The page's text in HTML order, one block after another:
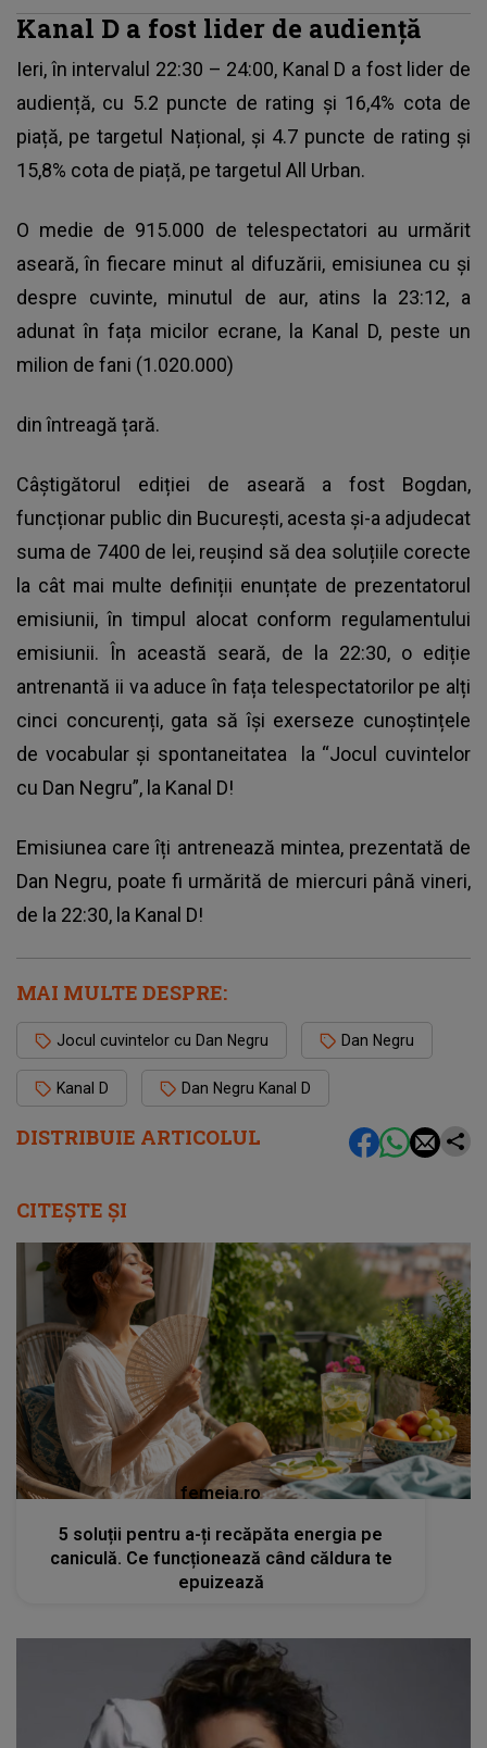
DISTRIBUIE ARTICOLUL
Kanal D a fost lider de audiență
Ieri, în intervalul 22:30 – 24:00, Kanal D a fost lider de
audiență, cu 5.2 puncte de rating și 16,4% cota de
piață, pe targetul Național, și 4.7 puncte de rating și
15,8% cota de piață, pe targetul All Urban.
O medie de 915.000 de telespectatori au urmărit
aseară, în fiecare minut al difuzării, emisiunea cu și
despre cuvinte, minutul de aur, atins la 23:12, a
adunat în fața micilor ecrane, la Kanal D, peste un
milion de fani (1.020.000)
din întreagă țară.
Câștigătorul ediției de aseară a fost Bogdan,
funcționar public din București, acesta și-a adjudecat
suma de 7400 de lei, reușind să dea soluțiile corecte
la cât mai multe definiții enunțate de prezentatorul
emisiunii, în timpul alocat conform regulamentului
emisiunii. În această seară, de la 22:30, o ediție
antrenantă ii va aduce în fața telespectatorilor pe alți
cinci concurenți, gata să își exerseze cunoștințele
de vocabular și spontaneitatea la “Jocul cuvintelor
cu Dan Negru”, la Kanal D!
Emisiunea care îți antrenează mintea, prezentată de
Dan Negru, poate fi urmărită de miercuri până vineri,
de la 22:30, la Kanal D!
MAI MULTE DESPRE:
Jocul cuvintelor cu Dan Negru Dan Negru
Kanal D Dan Negru Kanal D
CITEȘTE ȘI
femeia.ro
5 soluții pentru a-ți recăpăta energia pe
caniculă. Ce funcționează când căldura te
epuizează